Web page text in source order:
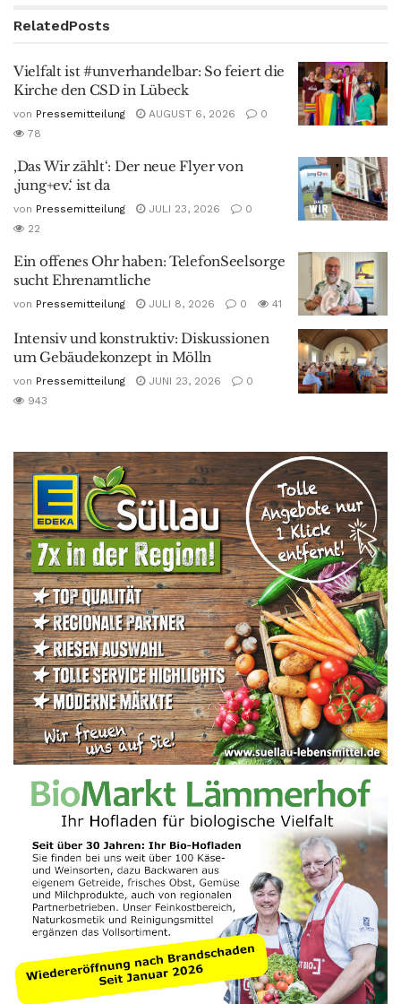
RelatedPosts
Vielfalt ist #unverhandelbar: So feiert die
Kirche den CSD in Lübeck
von Pressemitteilung AUGUST 6, 2026
0
78
‚Das Wir zählt‘: Der neue Flyer von
‚jung+ev.‘ ist da
von Pressemitteilung JULI 23, 2026
0
22
Ein offenes Ohr haben: TelefonSeelsorge
sucht Ehrenamtliche
von Pressemitteilung JULI 8, 2026 0 41
Intensiv und konstruktiv: Diskussionen
um Gebäudekonzept in Mölln
von Pressemitteilung JUNI 23, 2026
0
943